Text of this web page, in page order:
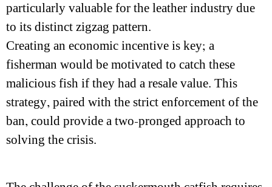
particularly valuable for the leather industry due
to its distinct zigzag pattern.
Creating an economic incentive is key; a
fisherman would be motivated to catch these
malicious fish if they had a resale value. This
strategy, paired with the strict enforcement of the
ban, could provide a two-pronged approach to
solving the crisis.